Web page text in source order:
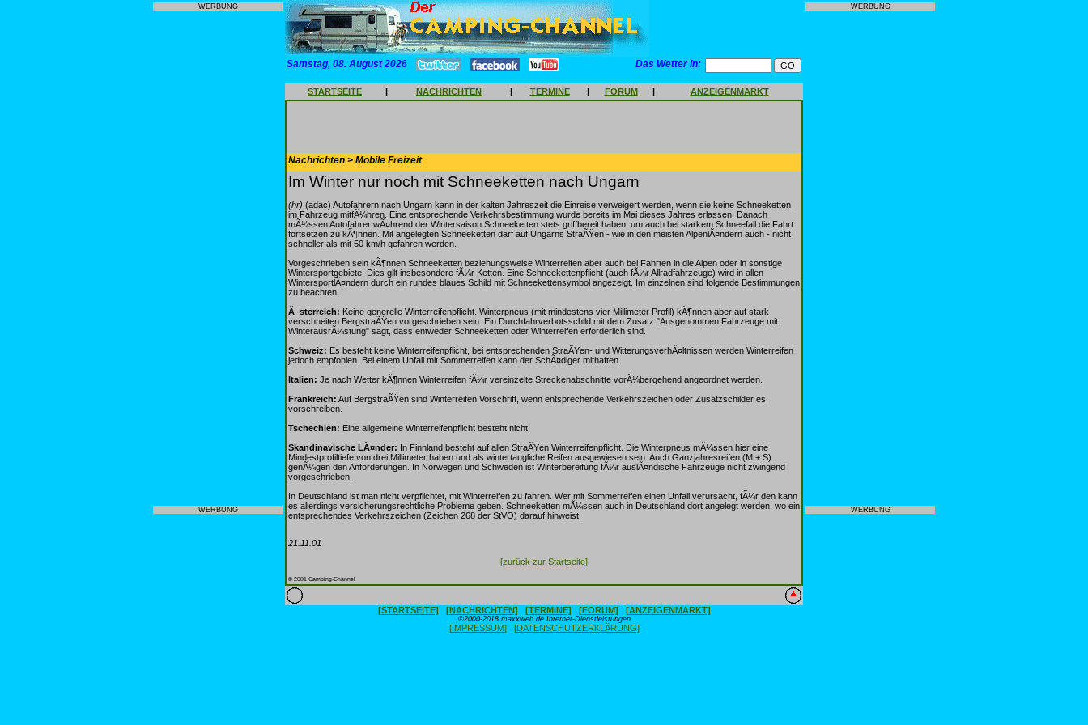
WERBUNG
WERBUNG
Samstag, 08. August 2026 Das Wetter in:
STARTSEITE | NACHRICHTEN | TERMINE | FORUM | ANZEIGENMARKT
Nachrichten > Mobile Freizeit
Im Winter nur noch mit Schneeketten nach Ungarn
(hr) (adac) Autofahrern nach Ungarn kann in der kalten Jahreszeit die Einreise verweigert werden, wenn sie keine Schneeketten
im Fahrzeug mitfÃ¼hren. Eine entsprechende Verkehrsbestimmung wurde bereits im Mai dieses Jahres erlassen. Danach
mÃ¼ssen Autofahrer wÃ¤hrend der Wintersaison Schneeketten stets griffbereit haben, um auch bei starkem Schneefall die Fahrt
fortsetzen zu kÃ¶nnen. Mit angelegten Schneeketten darf auf Ungarns StraÃŸen - wie in den meisten AlpenlÃ¤ndern auch - nicht
schneller als mit 50 km/h gefahren werden.
Vorgeschrieben sein kÃ¶nnen Schneeketten beziehungsweise Winterreifen aber auch bei Fahrten in die Alpen oder in sonstige
Wintersportgebiete. Dies gilt insbesondere fÃ¼r Ketten. Eine Schneekettenpflicht (auch fÃ¼r Allradfahrzeuge) wird in allen
WintersportlÃ¤ndern durch ein rundes blaues Schild mit Schneekettensymbol angezeigt. Im einzelnen sind folgende Bestimmungen
zu beachten:
Ã–sterreich: Keine generelle Winterreifenpflicht. Winterpneus (mit mindestens vier Millimeter Profil) kÃ¶nnen aber auf stark
verschneiten BergstraÃŸen vorgeschrieben sein. Ein Durchfahrverbotsschild mit dem Zusatz "Ausgenommen Fahrzeuge mit
WinterausrÃ¼stung" sagt, dass entweder Schneeketten oder Winterreifen erforderlich sind.
Schweiz: Es besteht keine Winterreifenpflicht, bei entsprechenden StraÃŸen- und WitterungsverhÃ¤ltnissen werden Winterreifen
jedoch empfohlen. Bei einem Unfall mit Sommerreifen kann der SchÃ¤diger mithaften.
Italien: Je nach Wetter kÃ¶nnen Winterreifen fÃ¼r vereinzelte Streckenabschnitte vorÃ¼bergehend angeordnet werden.
Frankreich: Auf BergstraÃŸen sind Winterreifen Vorschrift, wenn entsprechende Verkehrszeichen oder Zusatzschilder es
vorschreiben.
Tschechien: Eine allgemeine Winterreifenpflicht besteht nicht.
Skandinavische LÃ¤nder: In Finnland besteht auf allen StraÃŸen Winterreifenpflicht. Die Winterpneus mÃ¼ssen hier eine
Mindestprofiltiefe von drei Millimeter haben und als wintertaugliche Reifen ausgewiesen sein. Auch Ganzjahresreifen (M + S)
genÃ¼gen den Anforderungen. In Norwegen und Schweden ist Winterbereifung fÃ¼r auslÃ¤ndische Fahrzeuge nicht zwingend
vorgeschrieben.
In Deutschland ist man nicht verpflichtet, mit Winterreifen zu fahren. Wer mit Sommerreifen einen Unfall verursacht, fÃ¼r den kann
es allerdings versicherungsrechtliche Probleme geben. Schneeketten mÃ¼ssen auch in Deutschland dort angelegt werden, wo ein
entsprechendes Verkehrszeichen (Zeichen 268 der StVO) darauf hinweist.
21.11.01
[zurück zur Startseite]
© 2001 Camping-Channel
[STARTSEITE] [NACHRICHTEN] [TERMINE] [FORUM] [ANZEIGENMARKT]
©2000-2018 maxxweb.de Internet-Dienstleistungen
[IMPRESSUM] [DATENSCHUTZERKLÄRUNG]
WERBUNG
WERBUNG